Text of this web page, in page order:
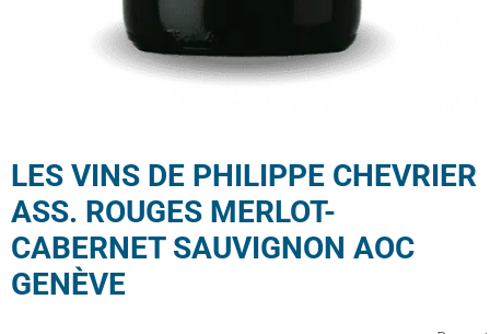
LES VINS DE PHILIPPE CHEVRIER
ASS. ROUGES MERLOT-
CABERNET SAUVIGNON AOC
GENÈVE